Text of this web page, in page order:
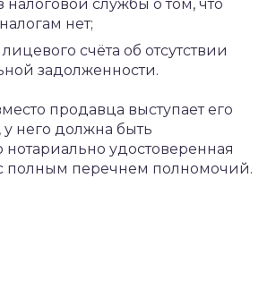
налоговой службы о том, что
нет;
счёта об отсутствии
задолженности.
продавца выступает его
у него должна быть
удостоверенная
полным перечнем полномочий.